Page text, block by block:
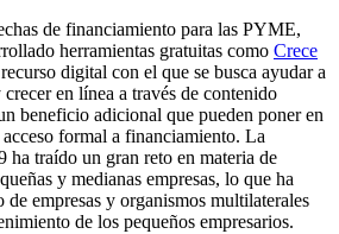
de financiamiento para las PYME,
herramientas gratuitas como Crece
digital con el que se busca ayudar a
en línea a través de contenido
beneficio adicional que pueden poner en
formal a financiamiento. La
traído un gran reto en materia de
y medianas empresas, lo que ha
de empresas y organismos multilaterales
de los pequeños empresarios.